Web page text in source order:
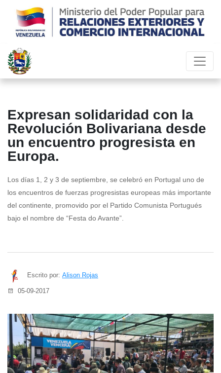
Expresan solidaridad con la
Revolución Bolivariana desde
un encuentro progresista en
Europa.
Los días 1, 2 y 3 de septiembre, se celebró en Portugal uno de
los encuentros de fuerzas progresistas europeas más importante
del continente, promovido por el Partido Comunista Portugués
bajo el nombre de “Festa do Avante”.
Escrito por: Alison Rojas
05-09-2017